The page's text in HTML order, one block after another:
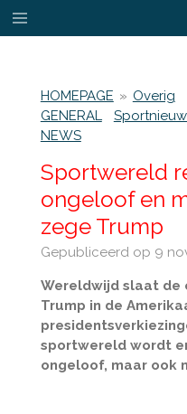
Ga
direct
hoofdinhoud
HOMEPAGE
GENERAL
NEWS
» Overig
Sportwereld
ongeloof en
zege Trump
Gepubliceerd op 9
Wereldwijd slaat de
Trump in de
sportwereld wordt
ongeloof, maar ook